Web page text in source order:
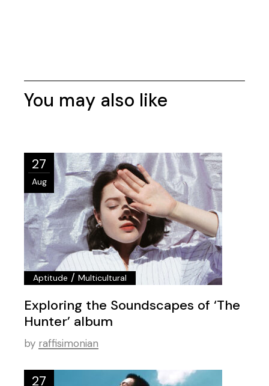
You may also like
27
Aug
Aptitude /Multicultural
Exploring the Soundscapes of ‘The
Hunter’ album
by raffisimonian
27